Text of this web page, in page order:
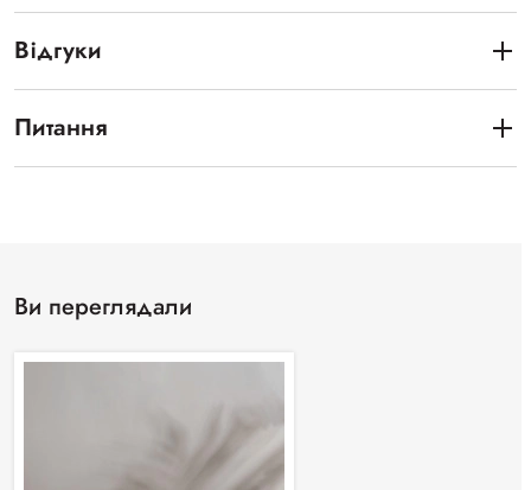
Відгуки
Питання
Ви переглядали